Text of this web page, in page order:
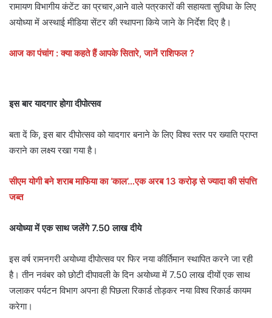
रामायण विभागीय कंटेंट का प्रचार,आने वाले पत्रकारों की सहायता सुविधा के लिए
अयोध्या में अस्थाई मीडिया सेंटर की स्थापना किये जाने के निर्देश दिए है।
आज का पंचांग : क्या कहते हैं आपके सितारे, जानें राशिफल ?
इस बार यादगार होगा दीपोत्सव
बता दें कि, इस बार दीपोत्सव को यादगार बनाने के लिए विश्व स्तर पर ख्याति प्राप्त
कराने का लक्ष्य रखा गया है।
सीएम योगी बने शराब माफिया का ‘काल’…एक अरब 13 करोड़ से ज्यादा की संपत्ति
जब्त
अयोध्या में एक साथ जलेंगे 7.50 लाख दीये
इस वर्ष रामनगरी अयोध्या दीपोत्सव पर फिर नया कीर्तिमान स्थापित करने जा रही
है। तीन नवंबर को छोटी दीपावली के दिन अयोध्या में 7.50 लाख दीयों एक साथ
जलाकर पर्यटन विभाग अपना ही पिछला रिकार्ड तोड़कर नया विश्व रिकार्ड कायम
करेगा।